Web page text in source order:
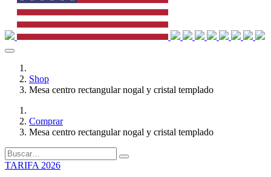
Shop
Mesa centro rectangular nogal y cristal templado
Comprar
Mesa centro rectangular nogal y cristal templado
TARIFA 2026